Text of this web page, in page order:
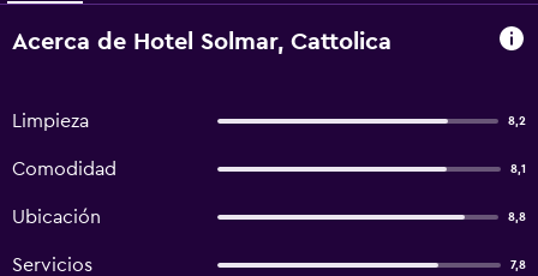
Acerca de Hotel Solmar, Cattolica
Limpieza 8,2
Comodidad 8,1
Ubicación 8,8
Servicios 7,8